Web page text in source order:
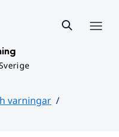
varningar